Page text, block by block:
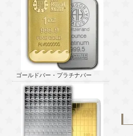
ゴールドバー・プラチナバー